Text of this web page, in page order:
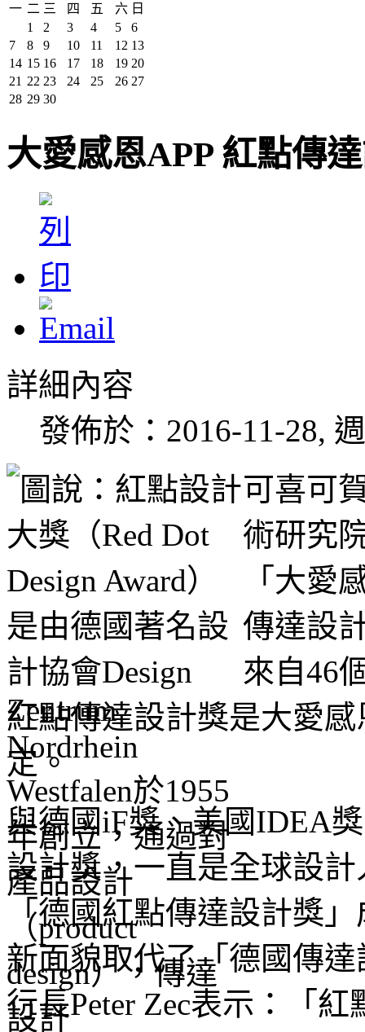
一 二 三 四 五 六 日
1
2 3 4 5
6
7
8 9 10 11 12 13
14 15 16 17 18 19 20
21 22 23 24 25 26 27
28 29 30
大愛感恩APP 紅點傳
詳細內容
發佈於：2016-11-28,
可喜可
術研究
「大愛
傳達設
來自46
紅點傳達設計獎是大愛
定。
與德國iF獎、美國IDEA
設計獎，一直是全球設
「德國紅點傳達設計獎
新面貌取代了「德國傳
行長Peter Zec表示：「